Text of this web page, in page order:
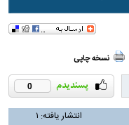
نسخه چاپی
0
انتشار یافته: ۱